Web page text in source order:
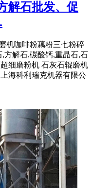
解石批发、促
机咖啡粉藕粉三七粉碎
方解石,碳酸钙,重晶石,石
细磨粉机 石灰石辊磨机
海科利瑞克机器有限公